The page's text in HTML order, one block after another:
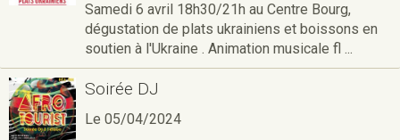
Samedi 6 avril 18h30/21h au Centre Bourg,
dégustation de plats ukrainiens et boissons en
soutien à l'Ukraine . Animation musicale fl ...
Soirée DJ
Le 05/04/2024